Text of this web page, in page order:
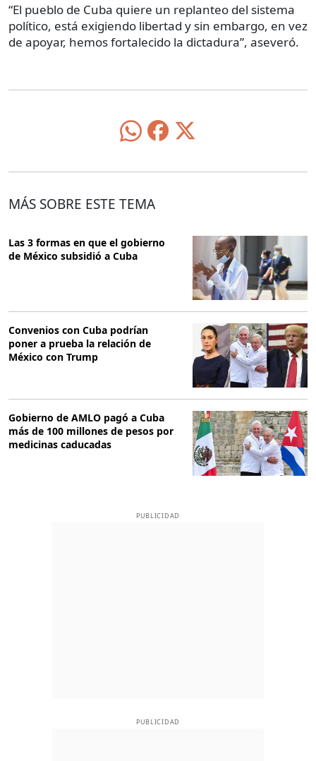
“El pueblo de Cuba quiere un replanteo del sistema
político, está exigiendo libertad y sin embargo, en vez
de apoyar, hemos fortalecido la dictadura”, aseveró.
MÁS SOBRE ESTE TEMA
Las 3 formas en que el gobierno
de México subsidió a Cuba
Convenios con Cuba podrían
poner a prueba la relación de
México con Trump
Gobierno de AMLO pagó a Cuba
más de 100 millones de pesos por
medicinas caducadas
PUBLICIDAD
PUBLICIDAD